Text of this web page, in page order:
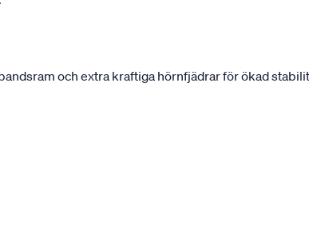
och extra kraftiga hörnfjädrar för ökad